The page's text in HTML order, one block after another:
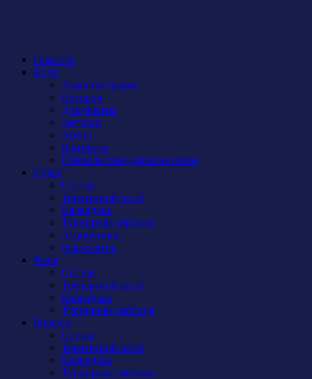
Новости
Клуб
Администрация
История
Документы
Закупки
Арена
Контакты
Правила поведения на арене
Сокол
Состав
Тренерский штаб
Календарь
Турнирная таблица
Атрибутика
Фан-сектор
Рыси
Состав
Тренерский штаб
Календарь
Турнирная таблица
Бирюса
Состав
Тренерский штаб
Календарь
Турнирная таблица